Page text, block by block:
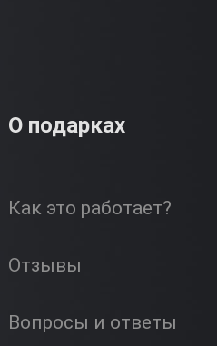
О подарках
Как это работает?
Отзывы
Вопросы и ответы